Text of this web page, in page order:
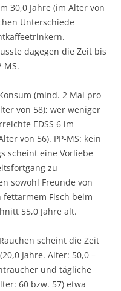
30,0 Jahre (im Alter von
Unterschiede
dagegen die Zeit bis
MS.
(mind. 2 Mal pro
von 58); wer weniger
EDSS 6 im
von 56). PP-MS: kein
scheint eine Vorliebe
zu
sowohl Freunde von
Fisch beim
55,0 Jahre alt.
scheint die Zeit
Jahre. Alter: 50,0 –
und tägliche
60 bzw. 57) etwa